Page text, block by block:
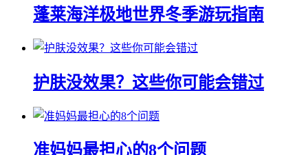
蓬莱海洋极地世界冬季游玩指南
护肤没效果？这些你可能会错过
准妈妈最担心的8个问题